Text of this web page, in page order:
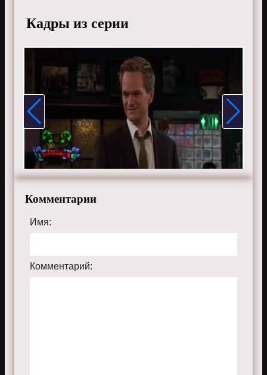
Кадры из серии
Комментарии
Имя:
Комментарий: